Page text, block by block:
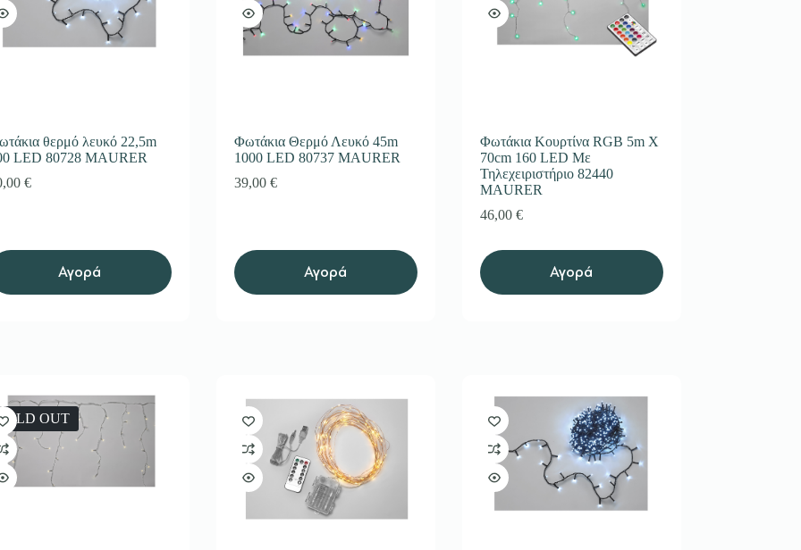
θερμό λευκό 22,5m
LED 80728 MAURER
€
Αγορά
Φωτάκια Θερμό Λευκό 45m
1000 LED 80737 MAURER
39,00 €
Αγορά
Φωτάκια Κουρτίνα RGB 5m Χ
70cm 160 LED Με
Τηλεχειριστήριο 82440
MAURER
46,00 €
Αγορά
OUT